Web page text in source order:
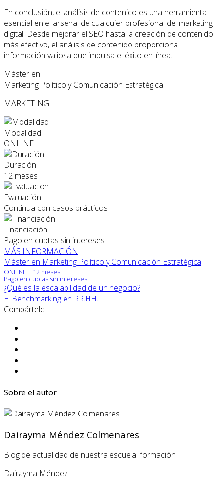
En conclusión, el análisis de contenido es una herramienta
esencial en el arsenal de cualquier profesional del marketing
digital. Desde mejorar el SEO hasta la creación de contenido
más efectivo, el análisis de contenido proporciona
información valiosa que impulsa el éxito en línea.
Máster en
Marketing Político y Comunicación Estratégica
MARKETING
Modalidad
ONLINE
Duración
12 meses
Evaluación
Continua con casos prácticos
Financiación
Pago en cuotas sin intereses
MÁS INFORMACIÓN
Máster en Marketing Político y Comunicación Estratégica
ONLINE
12 meses
Pago en cuotas sin intereses
¿Qué es la escalabilidad de un negocio?
El Benchmarking en RR.HH.
Compártelo
Sobre el autor
Dairayma Méndez Colmenares
Blog de actualidad de nuestra escuela: formación
Dairayma Méndez